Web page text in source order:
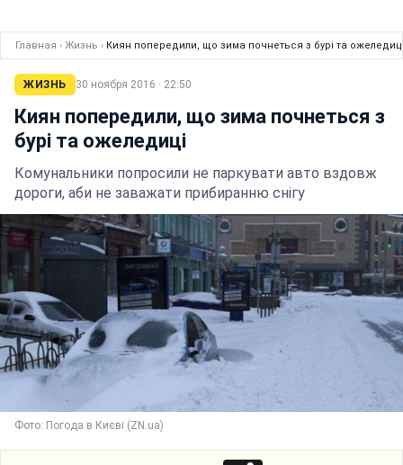
Главная › Жизнь › Киян попередили, що зима почнеться з бурі та
ЖИЗНЬ 30 ноября 2016 · 22:50
Киян попередили, що зима почнеться з
бурі та ожеледиці
Комунальники попросили не паркувати авто вздовж
дороги, аби не заважати прибиранню снігу
Фото: Погода в Києві (ZN.ua)